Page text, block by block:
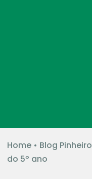
Home• Blog Pinheiro
do 5º ano